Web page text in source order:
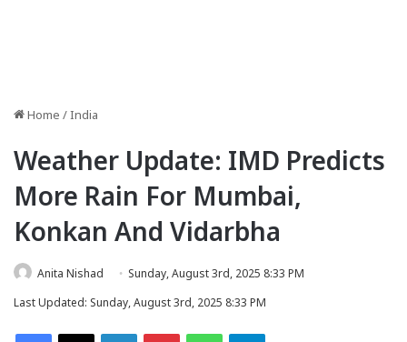
Home /India
Weather Update: IMD Predicts
More Rain For Mumbai,
Konkan And Vidarbha
Anita Nishad
Sunday, August 3rd, 2025 8:33 PM
Last Updated: Sunday, August 3rd, 2025 8:33 PM
Facebook
X LinkedInPinterestWhatsAppTelegram